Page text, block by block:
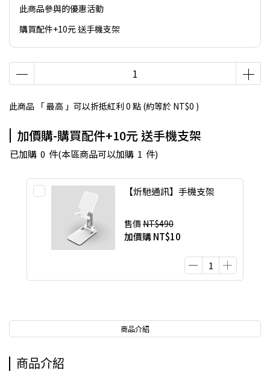
此商品參與的優惠活動
購買配件+10元 送手機支架
此商品 「 最高 」可以折抵紅利 0 點 (約等於 NT$0 )
加價購-購買配件+10元 送手機支架
已加購 0 件(本區商品可以加購 1 件)
【炘馳通訊】手機支架
售價 NT$490
加價購NT$10
商品介紹
商品介紹